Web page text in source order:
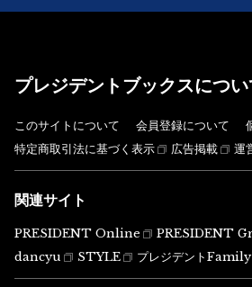
プレジデントブックスについ
このサイトについて 会員登録について
特定商取引法に基づく表示
広告掲載 運
関連サイト
PRESIDENT Online PRESIDENT
dancyu
STYLE プレジデント